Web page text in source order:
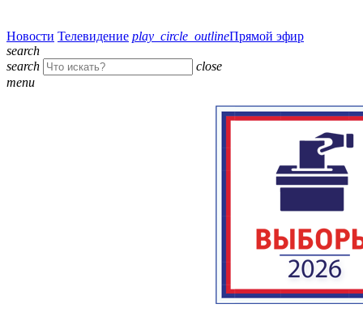
Новости Телевидение play_circle_outlineПрямой эфир
search
search
close
menu